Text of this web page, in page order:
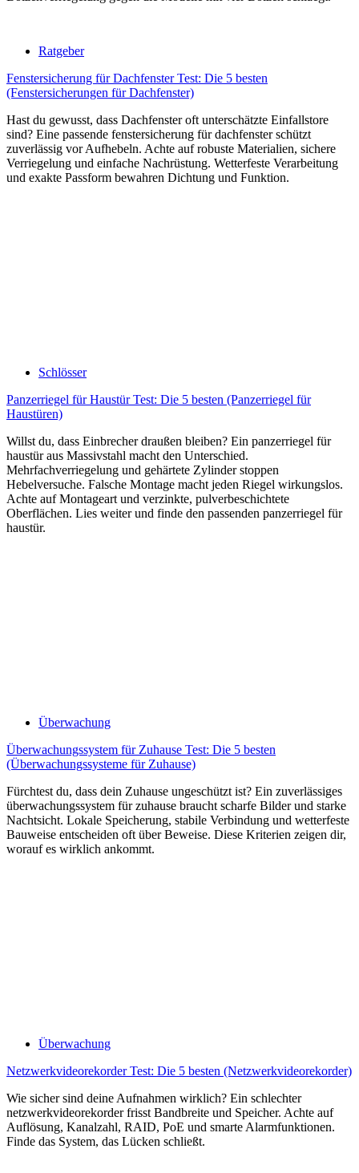
Ratgeber
Fenstersicherung für Dachfenster Test: Die 5 besten
(Fenstersicherungen für Dachfenster)
Hast du gewusst, dass Dachfenster oft unterschätzte Einfallstore
sind? Eine passende fenstersicherung für dachfenster schützt
zuverlässig vor Aufhebeln. Achte auf robuste Materialien, sichere
Verriegelung und einfache Nachrüstung. Wetterfeste Verarbeitung
und exakte Passform bewahren Dichtung und Funktion.
Schlösser
Panzerriegel für Haustür Test: Die 5 besten (Panzerriegel für
Haustüren)
Willst du, dass Einbrecher draußen bleiben? Ein panzerriegel für
haustür aus Massivstahl macht den Unterschied.
Mehrfachverriegelung und gehärtete Zylinder stoppen
Hebelversuche. Falsche Montage macht jeden Riegel wirkungslos.
Achte auf Montageart und verzinkte, pulverbeschichtete
Oberflächen. Lies weiter und finde den passenden panzerriegel für
haustür.
Überwachung
Überwachungssystem für Zuhause Test: Die 5 besten
(Überwachungssysteme für Zuhause)
Fürchtest du, dass dein Zuhause ungeschützt ist? Ein zuverlässiges
überwachungssystem für zuhause braucht scharfe Bilder und starke
Nachtsicht. Lokale Speicherung, stabile Verbindung und wetterfeste
Bauweise entscheiden oft über Beweise. Diese Kriterien zeigen dir,
worauf es wirklich ankommt.
Überwachung
Netzwerkvideorekorder Test: Die 5 besten (Netzwerkvideorekorder)
Wie sicher sind deine Aufnahmen wirklich? Ein schlechter
netzwerkvideorekorder frisst Bandbreite und Speicher. Achte auf
Auflösung, Kanalzahl, RAID, PoE und smarte Alarmfunktionen.
Finde das System, das Lücken schließt.